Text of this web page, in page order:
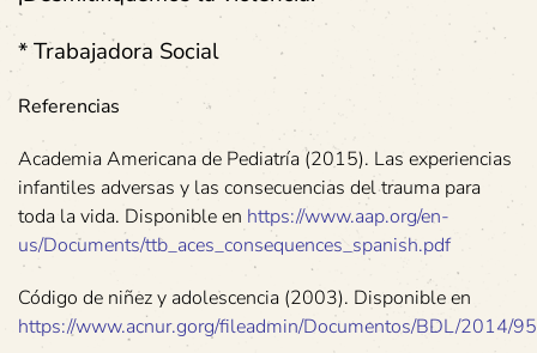
* Trabajadora Social
Referencias
Academia Americana de Pediatría (2015). Las experiencias
infantiles adversas y las consecuencias del trauma para
toda la vida. Disponible en https://www.aap.org/en-
us/Documents/ttb_aces_consequences_spanish.pdf
Código de niñez y adolescencia (2003). Disponible en
https://www.acnur.gorg/fileadmin/Documentos/BDL/2014/